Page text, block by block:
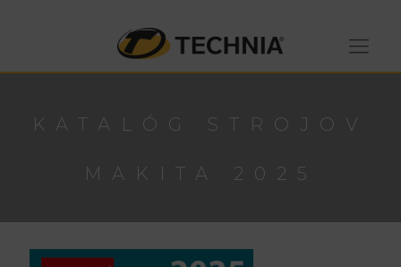
KATALÓG STROJOV
MAKITA 2025